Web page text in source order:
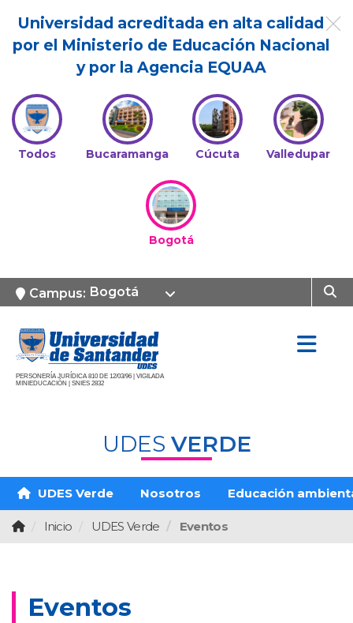
Universidad acreditada en alta calidad
por el Ministerio de Educación Nacional
y por la Agencia EQUAA
Todos Bucaramanga Cúcuta Valledupar
Bogotá
Campus: Bogotá
PERSONERÍA JURÍDICA 810 DE 12/03/96 | VIGILADA
MINIEDUCACIÓN | SNIES 2832
UDES VERDE
UDES Verde Nosotros Educación
Inicio UDES Verde Eventos
Eventos